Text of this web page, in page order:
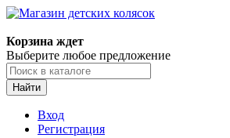
Корзина ждет
Выберите любое предложение
Найти
Вход
Регистрация